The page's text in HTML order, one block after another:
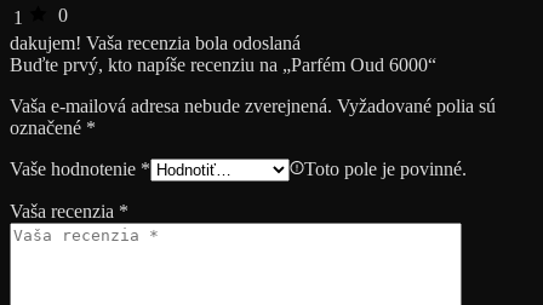
1
0
dakujem! Vaša recenzia bola odoslaná
Buďte prvý, kto napíše recenziu na „Parfém Oud 6000“
Vaša e-mailová adresa nebude zverejnená. Vyžadované polia sú
označené *
Vaše hodnotenie * Toto pole je povinné.
Vaša recenzia *